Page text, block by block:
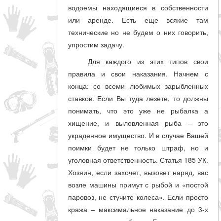
водоемы находящиеся в собственности
или аренде. Есть еще всякие там
технические но не будем о них говорить,
упростим задачу.
Для каждого из этих типов свои
правила и свои наказания. Начнем с
конца: со всеми любимых зарыбленных
ставков. Если Вы туда лезете, то должны
понимать, что это уже не рыбалка а
хищение, и выловленная рыба – это
украденное имущество. И в случае Вашей
поимки будет не только штраф, но и
уголовная ответственность. Статья 185 УК.
Хозяин, если захочет, вызовет наряд, вас
возле машины примут с рыбой и «постой
паровоз, не стучите колеса». Если просто
кража – максимальное наказание до 3-х